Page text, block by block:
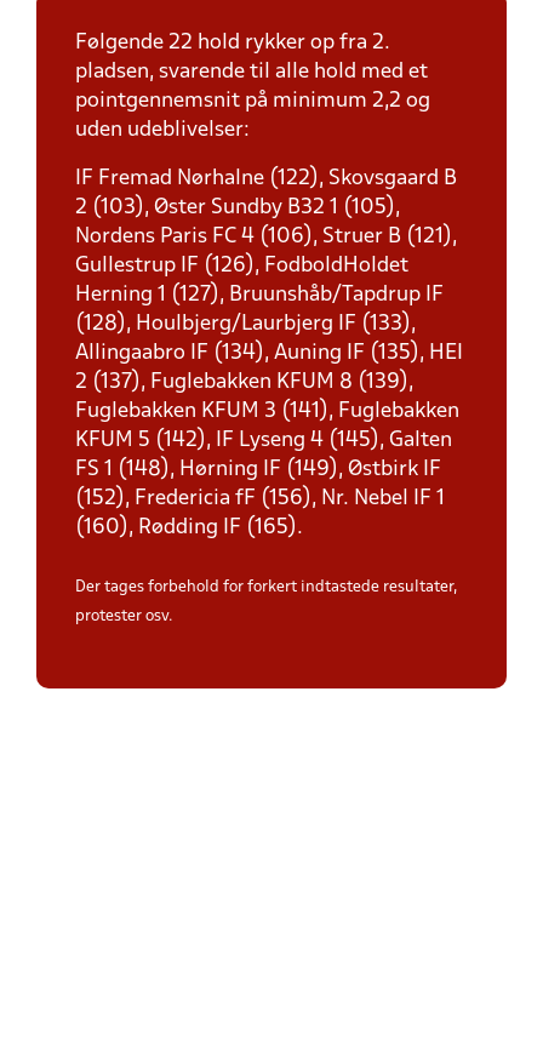
Følgende 22 hold rykker op fra 2.
pladsen, svarende til alle hold med et
pointgennemsnit på minimum 2,2 og
uden udeblivelser:
IF Fremad Nørhalne (122), Skovsgaard B
2 (103), Øster Sundby B32 1 (105),
Nordens Paris FC 4 (106), Struer B (121),
Gullestrup IF (126), FodboldHoldet
Herning 1 (127), Bruunshåb/Tapdrup IF
(128), Houlbjerg/Laurbjerg IF (133),
Allingaabro IF (134), Auning IF (135), HEI
2 (137), Fuglebakken KFUM 8 (139),
Fuglebakken KFUM 3 (141), Fuglebakken
KFUM 5 (142), IF Lyseng 4 (145), Galten
FS 1 (148), Hørning IF (149), Østbirk IF
(152), Fredericia fF (156), Nr. Nebel IF 1
(160), Rødding IF (165).
Der tages forbehold for forkert indtastede resultater,
protester osv.